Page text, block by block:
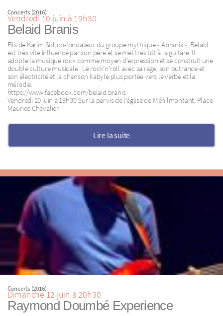
Concerts (2016)
Vendredi 10 juin à 19h30
Belaid Branis
Fils de Karim Sid, co-fondateur du groupe mythique « Abranis », Belaid
est très vite influencé par son père et se met très tôt à la guitare. Il
adopte la musique rock comme moyen d’expression et se construit une
double culture musicale : Le rock’n’roll avec sa rage, son outrance et
son électricité et la chanson kabyle plus portée vers le verbe et la
mélodie.
https://www.facebook.com/belaid.branis
Vendredi 10 juin à 19h30 Sur la parvis de l’église de Ménilmontant, Place
Maurice Chevalier
Lire la suite
Concerts (2016)
Dimanche 12 juin à 20h30
Raymond Doumbé Experience